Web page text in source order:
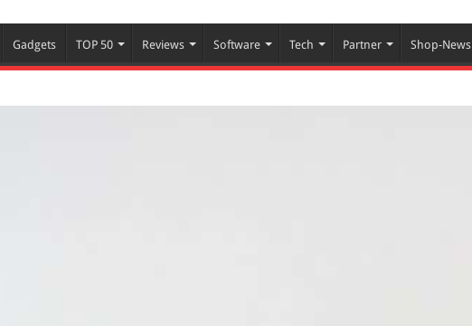
Gadgets TOP 50 Reviews Software Tech Partner Shop-News